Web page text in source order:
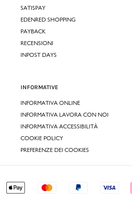
SATISPAY
EDENRED SHOPPING
PAYBACK
RECENSIONI
INPOST DAYS
INFORMATIVE
INFORMATIVA ONLINE
INFORMATIVA LAVORA CON NOI
INFORMATIVA ACCESSIBILITÀ
COOKIE POLICY
PREFERENZE DEI COOKIES